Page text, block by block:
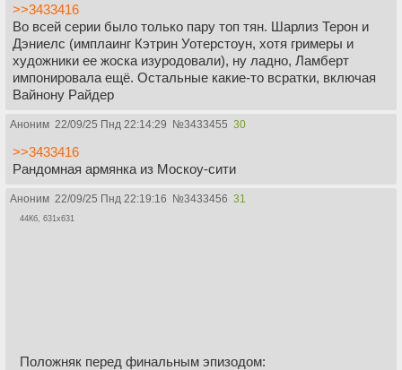
>>3433416
Во всей серии было только пару топ тян. Шарлиз Терон и
Дэниелс (имплаинг Кэтрин Уотерстоун, хотя гримеры и
художники ее жоска изуродовали), ну ладно, Ламберт
импонировала ещё. Остальные какие-то всратки, включая
Вайнону Райдер
Аноним 22/09/25 Пнд 22:14:29 №3433455 30
>>3433416
Рандомная армянка из Москоу-сити
Аноним 22/09/25 Пнд 22:19:16 №3433456 31
44Кб, 631x631
Положняк перед финальным эпизодом: